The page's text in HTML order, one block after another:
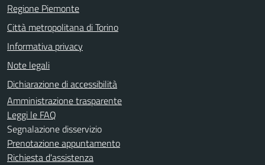
Regione Piemonte
Città metropolitana di Torino
Informativa privacy
Note legali
Dichiarazione di accessibilità
Amministrazione trasparente
Leggi le FAQ
Segnalazione disservizio
Prenotazione appuntamento
Richiesta d'assistenza